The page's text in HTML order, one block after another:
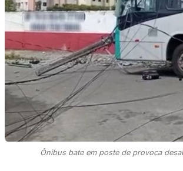
Ônibus bate em poste de provoca